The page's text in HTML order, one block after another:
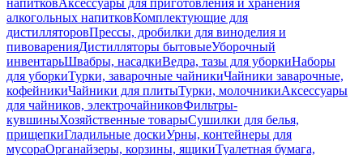
напитковАксессуары для приготовления и хранения
алкогольных напитковКомплектующие для
дистилляторовПрессы, дробилки для виноделия и
пивоваренияДистилляторы бытовыеУборочный
инвентарьШвабры, насадкиВедра, тазы для уборкиНаборы
для уборкиТурки, заварочные чайникиЧайники заварочные,
кофейникиЧайники для плитыТурки, молочникиАксессуары
для чайников, электрочайниковФильтры-
кувшиныХозяйственные товарыСушилки для белья,
прищепкиГладильные доскиУрны, контейнеры для
мусораОрганайзеры, корзины, ящикиТуалетная бумага,